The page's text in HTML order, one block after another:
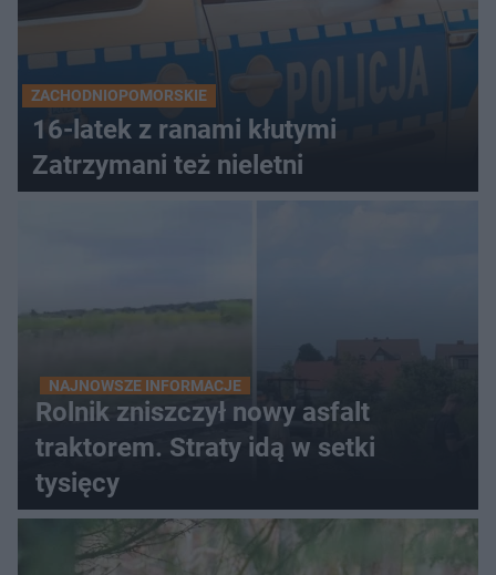
ZACHODNIOPOMORSKIE
16-latek z ranami kłutymi
Zatrzymani też nieletni
NAJNOWSZE INFORMACJE
Rolnik zniszczył nowy asfalt
traktorem. Straty idą w setki
tysięcy